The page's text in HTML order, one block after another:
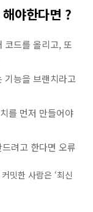
야한다면 ?
코드를 올리고, 또
기능을 브랜치라고
를 먼저 만들어야
려고 한다면 오류
밋한 사람은 ‘최신